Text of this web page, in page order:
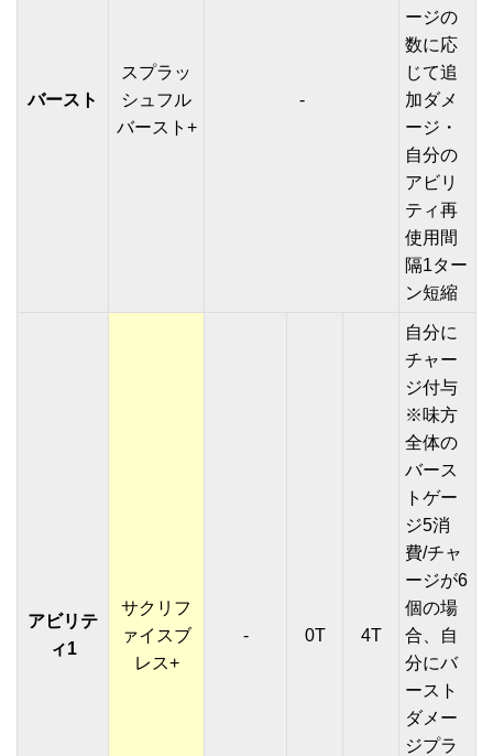
バースト
スプラッ
シュフル
バースト+
-
ージの
数に応
じて追
加ダメ
ージ・
自分の
アビリ
ティ再
使用間
隔1ター
ン短縮
アビリテ
ィ1
サクリフ
ァイスブ
レス+
- 0T 4T
自分に
チャー
ジ付与
※味方
全体の
バース
トゲー
ジ5消
費/チャ
ージが6
個の場
合、自
分にバ
ースト
ダメー
ジプラ